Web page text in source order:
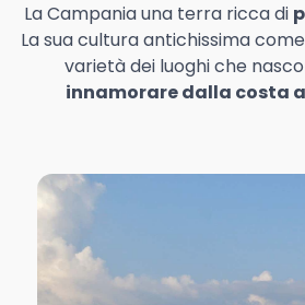
La Campania una terra ricca di
La sua cultura antichissima
varietà dei luoghi che
innamorare dalla costa